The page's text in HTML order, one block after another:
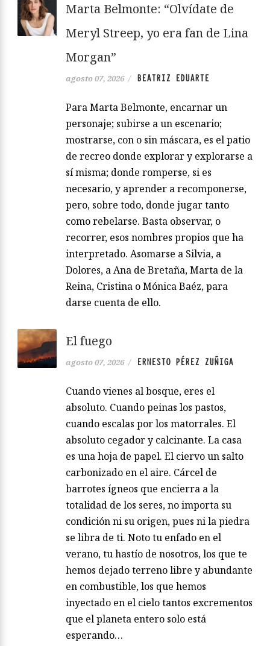
Marta Belmonte: “Olvídate de
Meryl Streep, yo era fan de Lina
Morgan”
agosto 07, 2026 / BEATRIZ EDUARTE
Para Marta Belmonte, encarnar un
personaje; subirse a un escenario;
mostrarse, con o sin máscara, es el patio
de recreo donde explorar y explorarse a
sí misma; donde romperse, si es
necesario, y aprender a recomponerse,
pero, sobre todo, donde jugar tanto
como rebelarse. Basta observar, o
recorrer, esos nombres propios que ha
interpretado. Asomarse a Silvia, a
Dolores, a Ana de Bretaña, Marta de la
Reina, Cristina o Mónica Baéz, para
darse cuenta de ello.
El fuego
agosto 07, 2026 / ERNESTO PÉREZ ZUÑIGA
Cuando vienes al bosque, eres el
absoluto. Cuando peinas los pastos,
cuando escalas por los matorrales. El
absoluto cegador y calcinante. La casa
es una hoja de papel. El ciervo un salto
carbonizado en el aire. Cárcel de
barrotes ígneos que encierra a la
totalidad de los seres, no importa su
condición ni su origen, pues ni la piedra
se libra de ti. Noto tu enfado en el
verano, tu hastío de nosotros, los que te
hemos dejado terreno libre y abundante
en combustible, los que hemos
inyectado en el cielo tantos excrementos
que el planeta entero solo está
esperando…